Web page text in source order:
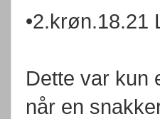
•2.krøn.18.21
Dette var kun
når en